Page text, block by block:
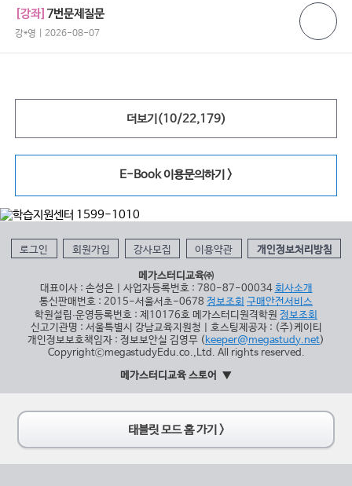
[강좌] 7번문제질문
강*영 | 2026-08-07
더보기(10/22,179)
E-Book 이용문의하기 >
로그인 회원가입 강사모집 이용약관 개인정보처리방침
메가스터디교육㈜
대표이사 : 손성은 | 사업자등록번호 : 780-87-00034 회사소개
통신판매번호 : 2015-서울서초-0678 정보조회 구매안전서비스
학원설립∙운영등록번호 : 제10176호 메가스터디원격학원 정보조회
신고기관명 : 서울특별시 강남교육지원청 | 호스팅제공자 : (주)케이티
개인정보보호책임자 : 정보보안실 김영무 (keeper@megastudy.net)
CopyrightⓒmegastudyEdu.co.,Ltd. All rights reserved.
메가스터디교육 스토어
태블릿 모드 홈 가기 >